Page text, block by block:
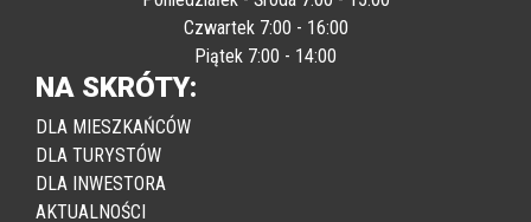
Poniedziałek - Środa 7:00 - 15:00
Czwartek 7:00 - 16:00
Piątek 7:00 - 14:00
NA SKRÓTY:
DLA MIESZKAŃCÓW
DLA TURYSTÓW
DLA INWESTORA